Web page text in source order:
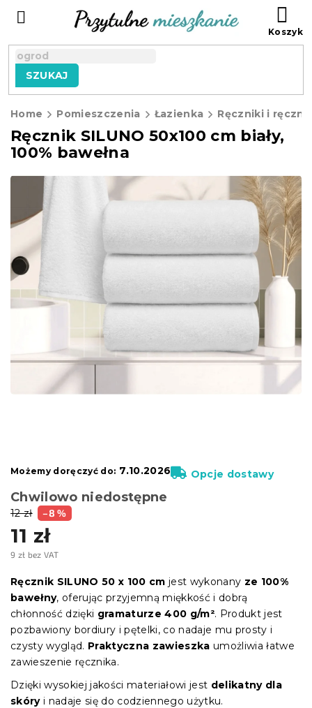
SZUKAJ
Home Pomieszczenia Łazienka Ręczniki i
Ręcznik SILUNO 50x100 cm biały,
100% bawełna
12 zł –8 %
11 zł
9 zł bez VAT
jednostkowa:
Chwilowo niedostępne
Możemy doręczyć do: 7.10.2026 Opcje dostawy
Ręcznik SILUNO 50 x 100 cm jest wykonany ze 100%
bawełny, oferując przyjemną miękkość i dobrą
chłonność dzięki gramaturze 400 g/m². Produkt jest
pozbawiony bordiury i pętelki, co nadaje mu prosty i
czysty wygląd. Praktyczna zawieszka umożliwia łatwe
zawieszenie ręcznika.
Dzięki wysokiej jakości materiałowi jest delikatny dla
skóryi nadaje się do codziennego użytku.